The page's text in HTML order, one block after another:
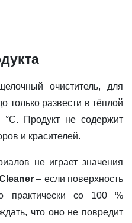
очиститель, для
только развести в тёплой
°С. Продукт не содержит
и красителей.
не играет значения
– если поверхность
практически со 100 %
что оно не повредит